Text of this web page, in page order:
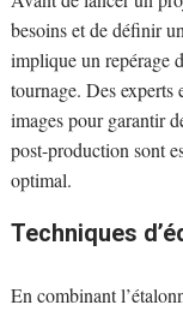
besoins et de définir
implique un repérage
tournage. Des experts
images pour garantir
post-production sont
optimal.
Techniques
En combinant